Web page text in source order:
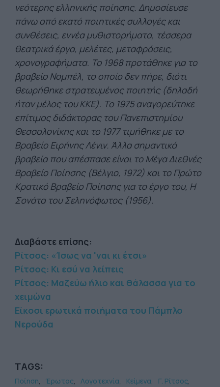
νεότερης ελληνικής ποίησης. Δημοσίευσε
πάνω από εκατό ποιητικές συλλογές και
συνθέσεις, εννέα μυθιστορήματα, τέσσερα
θεατρικά έργα, μελέτες, μεταφράσεις,
χρονογραφήματα. Το 1968 προτάθηκε για το
βραβείο Νομπέλ, το οποίο δεν πήρε, διότι
θεωρήθηκε στρατευμένος ποιητής (δηλαδή
ήταν μέλος του ΚΚΕ). Το 1975 αναγορεύτηκε
επίτιμος διδάκτορας του Πανεπιστημίoυ
Θεσσαλονίκης και το 1977 τιμήθηκε με το
Βραβείο Ειρήνης Λένιν. Άλλα σημαντικά
βραβεία που απέσπασε είναι το Μέγα Διεθνές
Βραβείο Ποίησης (Βέλγιο, 1972) και το Πρώτο
Κρατικό Βραβείο Ποίησης για το έργο του, Η
Σονάτα του Σεληνόφωτος (1956).
Διαβάστε επίσης:
Ρίτσος: «Ίσως να 'ναι κι έτσι»
Ρίτσος: Κι εσύ να λείπεις
Ρίτσος: Μαζεύω ήλιο και θάλασσα για το
χειμώνα
Είκοσι ερωτικά ποιήματα του Πάμπλο
Νερούδα
TAGS:
Ποίηση Έρωτας Λογοτεχνία Κείμενα
Γ. Ρίτσος